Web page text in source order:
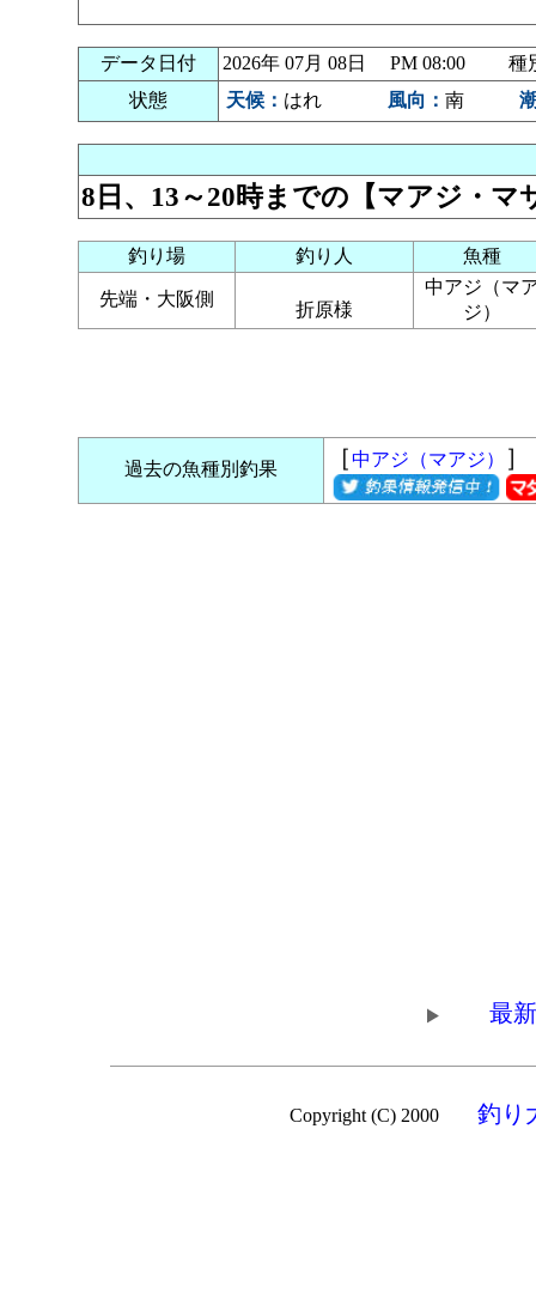
データ日付
2026年 07月 08日 PM 08:00 種
状態
天候： はれ 風向： 南
8日、13～20時までの【マアジ・マ
釣り場 釣り人 魚種
先端・大阪側
折原様
中アジ（マ
ジ）
過去の魚種別釣果 ［中アジ（マアジ） ］
最
Copyright (C) 2000 釣り